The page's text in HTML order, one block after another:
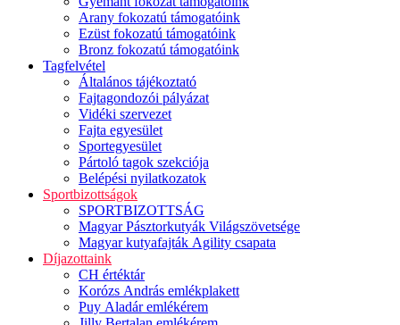
Arany fokozatú támogatóink
Ezüst fokozatú támogatóink
Bronz fokozatú támogatóink
Tagfelvétel
Általános tájékoztató
Fajtagondozói pályázat
Vidéki szervezet
Fajta egyesület
Sportegyesület
Pártoló tagok szekciója
Belépési nyilatkozatok
Sportbizottságok
SPORTBIZOTTSÁG
Magyar Pásztorkutyák Világszövetsége
Magyar kutyafajták Agility csapata
Díjazottaink
CH értéktár
Korózs András emlékplakett
Puy Aladár emlékérem